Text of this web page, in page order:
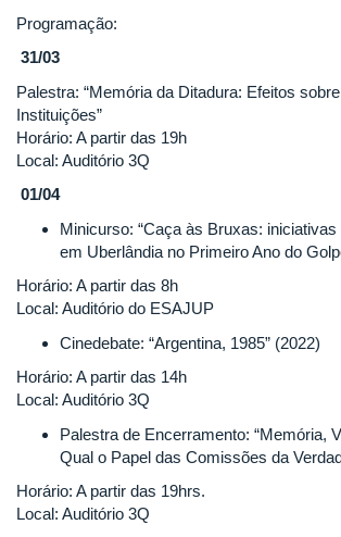
Programação:
31/03
Palestra: “Memória da Ditadura: Efeitos
Instituições”
Horário: A partir das 19h
Local: Auditório 3Q
01/04
Minicurso: “Caça às Bruxas:
em Uberlândia no Primeiro Ano do
Horário: A partir das 8h
Local: Auditório do ESAJUP
Cinedebate: “Argentina, 1985” (2022)
Horário: A partir das 14h
Local: Auditório 3Q
Palestra de Encerramento: “Memória,
Qual o Papel das Comissões da
Horário: A partir das 19hrs.
Local: Auditório 3Q